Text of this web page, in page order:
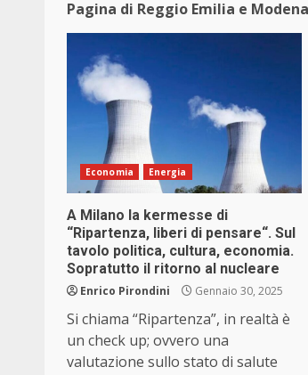
Pagina di Reggio Emilia e
Economia Energia
A Milano la kermesse di
“Ripartenza, liberi di pensare“. Sul
tavolo politica, cultura, economia.
Sopratutto il ritorno al nucleare
Enrico Pirondini Gennaio 30, 2025
Si chiama “Ripartenza”, in realtà è
un check up; ovvero una
valutazione sullo stato di salute